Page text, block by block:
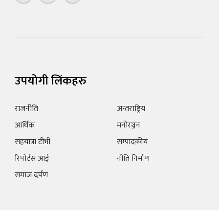
उपयोगी लिंकहरु
राजनीति
आर्थिक
सहयात्रा टीभी
रिपोर्टस आई
समाज दर्पण
अन्तराष्ट्रिय
मनोरञ्जन
सम्पादकीय
नीति निर्माण